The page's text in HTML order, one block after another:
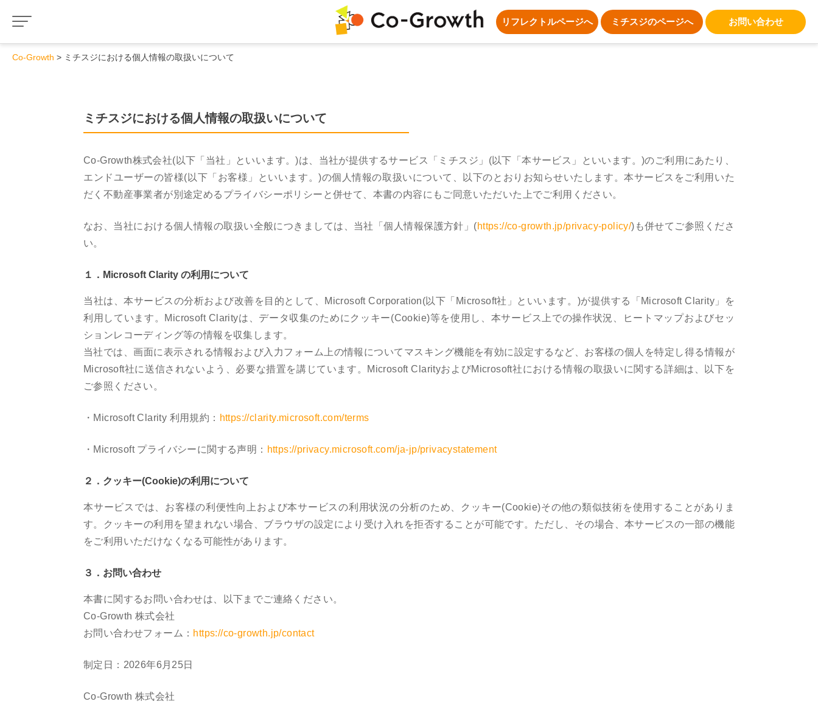
リフレクトルページへ ミチスジのページへ お問い合わせ
Co-Growth ミチスジにおける個人情報の取扱いについて
ミチスジにおける個人情報の取扱いについて
Co-Growth株式会社(以下「当社」といいます。)は、当社が提供するサービス「ミチスジ」(以下「本サービス」といいます。)のご利用にあたり、
エンドユーザーの皆様(以下「お客様」といいます。)の個人情報の取扱いについて、以下のとおりお知らせいたします。本サービスをご利用いた
だく不動産事業者が別途定めるプライバシーポリシーと併せて、本書の内容にもご同意いただいた上でご利用ください。
なお、当社における個人情報の取扱い全般につきましては、当社「個人情報保護方針」(https://co-growth.jp/privacy-policy/)も併せてご参照くださ
い。
１．Microsoft Clarity の利用について
当社は、本サービスの分析および改善を目的として、Microsoft Corporation(以下「Microsoft社」といいます。)が提供する「Microsoft Clarity」を
利用しています。Microsoft Clarityは、データ収集のためにクッキー(Cookie)等を使用し、本サービス上での操作状況、ヒートマップおよびセッ
ションレコーディング等の情報を収集します。
当社では、画面に表示される情報および入力フォーム上の情報についてマスキング機能を有効に設定するなど、お客様の個人を特定し得る情報が
Microsoft社に送信されないよう、必要な措置を講じています。Microsoft ClarityおよびMicrosoft社における情報の取扱いに関する詳細は、以下を
ご参照ください。
・Microsoft Clarity 利用規約： https://clarity.microsoft.com/terms
・Microsoft プライバシーに関する声明： https://privacy.microsoft.com/ja-jp/privacystatement
２．クッキー(Cookie)の利用について
本サービスでは、お客様の利便性向上および本サービスの利用状況の分析のため、クッキー(Cookie)その他の類似技術を使用することがありま
す。クッキーの利用を望まれない場合、ブラウザの設定により受け入れを拒否することが可能です。ただし、その場合、本サービスの一部の機能
をご利用いただけなくなる可能性があります。
３．お問い合わせ
本書に関するお問い合わせは、以下までご連絡ください。
Co-Growth 株式会社
お問い合わせフォーム： https://co-growth.jp/contact
制定日：2026年6月25日
Co-Growth 株式会社